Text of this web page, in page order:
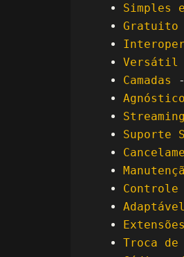
Simples
Gratuito
Versátil
Camadas
Streaming
Suporte
Controle
Adaptável
Troca de